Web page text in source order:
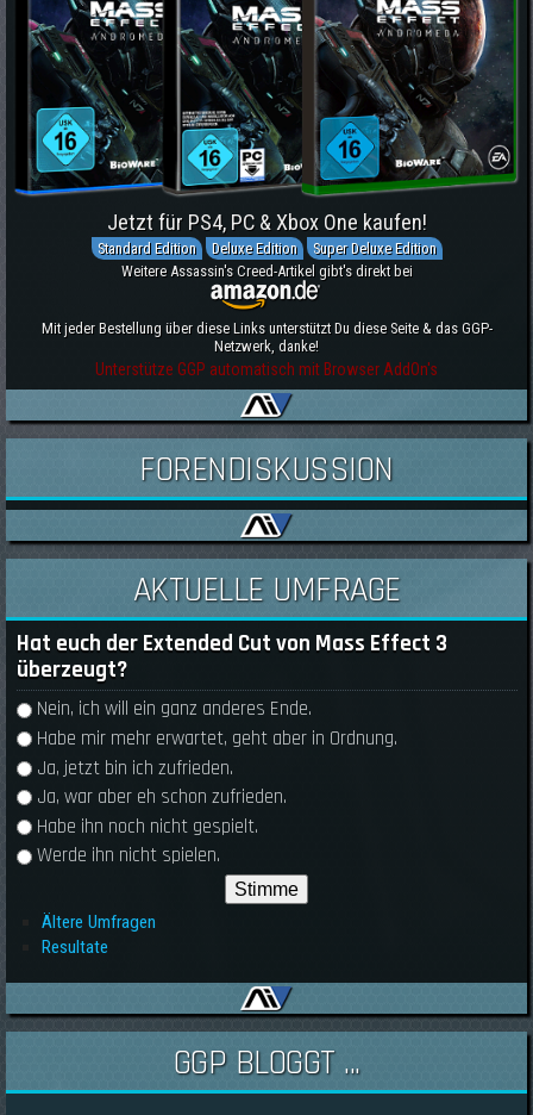
Jetzt für PS4, PC & Xbox One kaufen!
Standard Edition Deluxe Edition
Super Deluxe Edition
Weitere Assassin's Creed-Artikel gibt's direkt bei
Mit jeder Bestellung über diese Links unterstützt Du diese Seite & das GGP-
Netzwerk, danke!
Unterstütze GGP automatisch mit Browser AddOn's
FORENDISKUSSION
AKTUELLE UMFRAGE
Hat euch der Extended Cut von Mass Effect 3
überzeugt?
Auswahlmöglichkeiten
Nein, ich will ein ganz anderes Ende.
Habe mir mehr erwartet, geht aber in Ordnung.
Ja, jetzt bin ich zufrieden.
Ja, war aber eh schon zufrieden.
Habe ihn noch nicht gespielt.
Werde ihn nicht spielen.
Ältere Umfragen
Resultate
GGP BLOGGT ...